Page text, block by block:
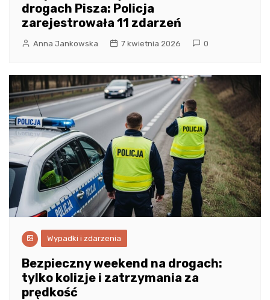
drogach Pisza: Policja
zarejestrowała 11 zdarzeń
Anna Jankowska 7 kwietnia 2026 0
Wypadki i zdarzenia
Bezpieczny weekend na drogach:
tylko kolizje i zatrzymania za
prędkość